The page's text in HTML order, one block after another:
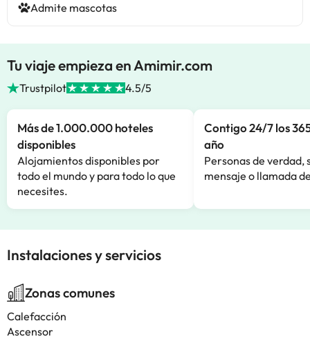
Admite mascotas
Tu viaje empieza en Amimir.com
Trustpilot 4.5/5
Más de 1.000.000 hoteles
disponibles
Alojamientos disponibles por
todo el mundo y para todo lo que
necesites.
Contigo 24/7 los
año
Personas de verdad,
mensaje o llamada
Instalaciones y servicios
Zonas comunes
Calefacción
Ascensor